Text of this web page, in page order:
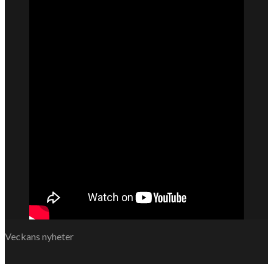
Veckans nyheter